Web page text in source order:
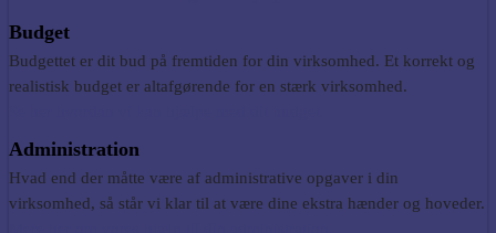
Budget
Budgettet er dit bud på fremtiden for din virksomhed. Et korrekt og
realistisk budget er altafgørende for en stærk virksomhed.
Administration
Hvad end der måtte være af administrative opgaver i din
virksomhed, så står vi klar til at være dine ekstra hænder og hoveder.